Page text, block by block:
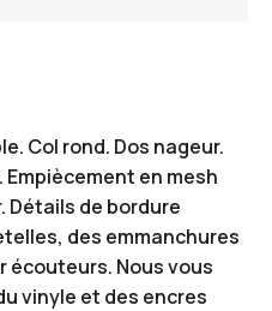
Col rond. Dos nageur.
en mesh
Détails de bordure
des emmanchures
écouteurs. Nous vous
vinyle et des encres